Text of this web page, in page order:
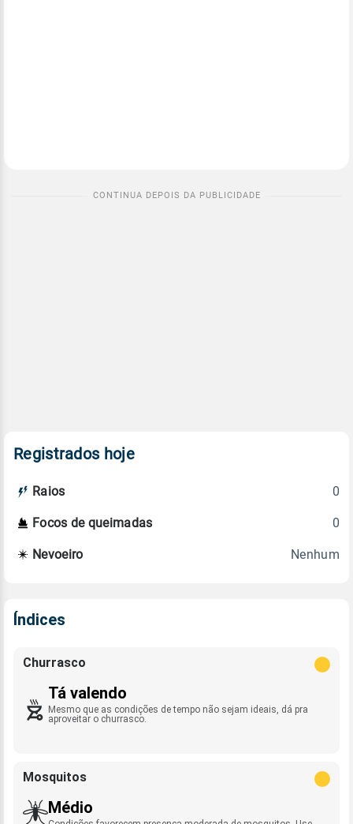
Registrados hoje
Raios 0
Focos de queimadas 0
Nevoeiro Nenhum
Índices
Churrasco
Tá valendo
Mesmo que as condições de tempo não sejam ideais, dá pra
aproveitar o churrasco.
Mosquitos
Médio